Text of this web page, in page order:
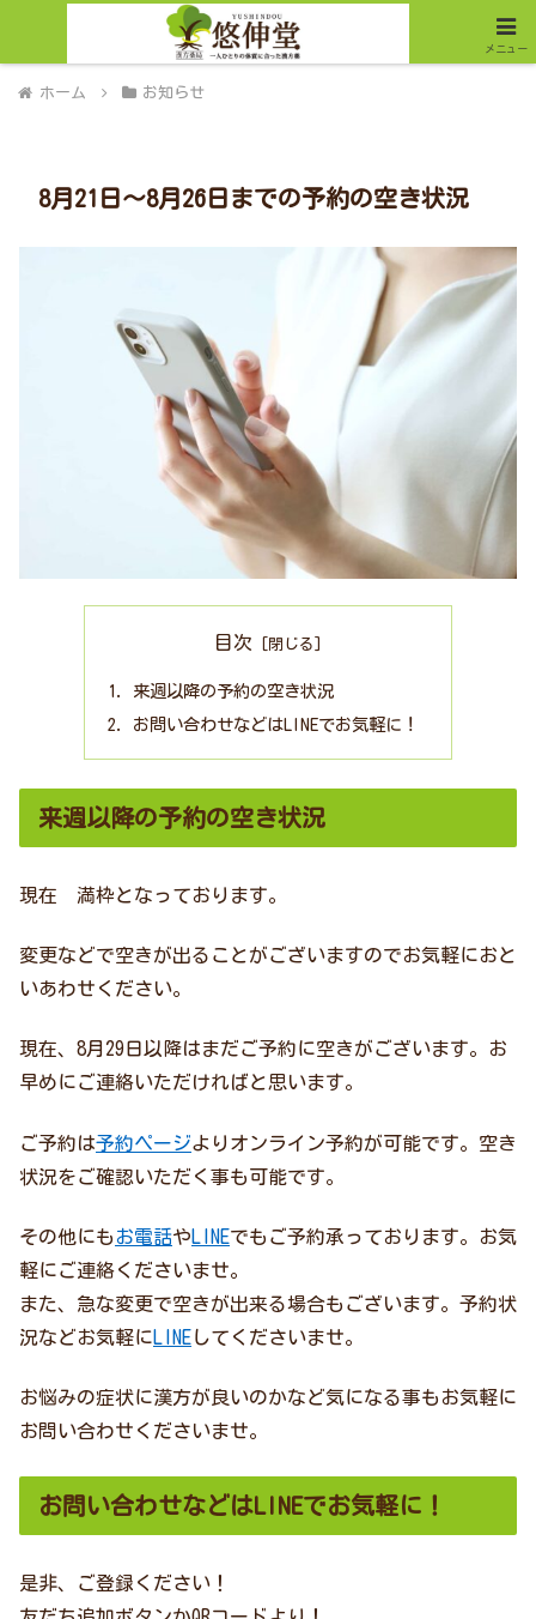
ホーム お知らせ
8月21日～8月26日までの予約の空き状況
目次
来週以降の予約の空き状況
お問い合わせなどはLINEでお気軽に！
来週以降の予約の空き状況
現在 満枠となっております。
変更などで空きが出ることがございますのでお気軽におと
いあわせください。
現在、8月29日以降はまだご予約に空きがございます。お
早めにご連絡いただければと思います。
ご予約は予約ページよりオンライン予約が可能です。空き
状況をご確認いただく事も可能です。
その他にも お電話や LINEでもご予約承っております。お気
軽にご連絡くださいませ。
また、急な変更で空きが出来る場合もございます。予約状
況などお気軽に LINEしてくださいませ。
お悩みの症状に漢方が良いのかなど気になる事もお気軽に
お問い合わせくださいませ。
お問い合わせなどはLINEでお気軽に！
是非、ご登録ください！
メニュー